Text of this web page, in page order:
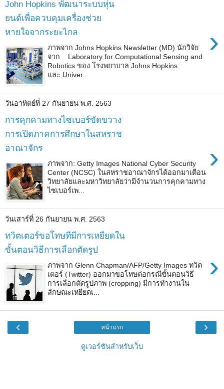
John Hopkins พัฒนาระบบหุ่น
ยนต์เพื่อควบคุมเครื่องช่วย
หายใจจากระยะไกล
›
ภาพจาก Johns Hopkins Newsletter (MD) นักวิจัย
จาก Laboratory for Computational Sensing and
Robotics ของ โรงพยาบาล Johns Hopkins
และ Univer...
วันอาทิตย์ที่ 27 กันยายน พ.ศ. 2563
การคุกคามทางไซเบอร์ขัดขวาง
การเปิดภาคการศึกษาในสหราช
อาณาจักร
›
ภาพจาก: Getty Images National Cyber Security
Center (NCSC) ในสหราชอาณาจักรได้ออกมาเตือน
วิทยาลัยและมหาวิทยาลัยว่ามีจำนวนการคุกคามทาง
ไซเบอร์เพ...
วันเสาร์ที่ 26 กันยายน พ.ศ. 2563
ทวิตเตอร์ขอโทษทีมีการเหยียดใน
ขั้นตอนวิธีการเลือกตัดรูป
›
ภาพจาก Glenn Chapman/AFP/Getty Images ทวิต
เตอร์ (Twitter) ออกมาขอโทษต่อกรณีขั้นตอนวิธี
การเลือกตัดรูปภาพ (cropping) มีการทำงานใน
ลักษณะเหยียดเ...
‹ ›
หน้าแรก
ดูเวอร์ชันสำหรับเว็บ